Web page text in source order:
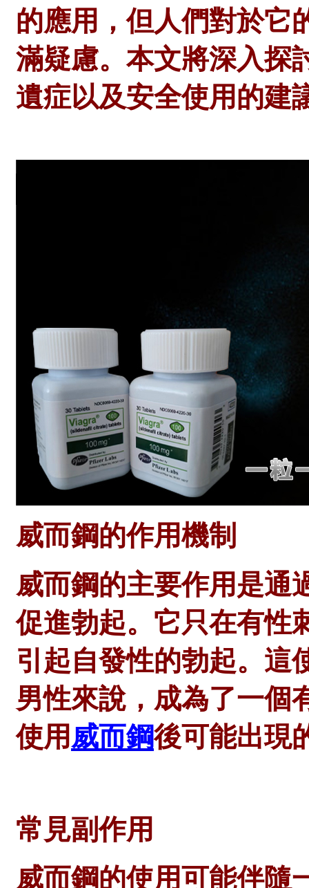
的應用，但人們對於它
滿疑慮。本文將深入探
遺症以及安全使用的建
威而鋼的作用機制
威而鋼的主要作用是通
促進勃起。它只在有性
引起自發性的勃起。這
男性來說，成為了一個
使用威而鋼後可能出現
常見副作用
威而鋼的使用可能伴隨